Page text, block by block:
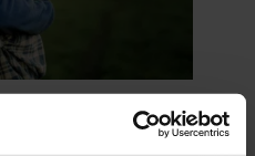
verliefd op